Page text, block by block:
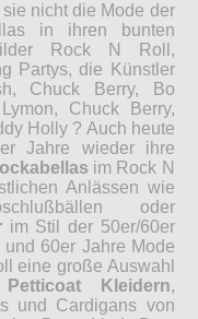
nicht die Mode der
in ihren bunten
Rock N Roll,
Partys, die Künstler
Chuck Berry, Bo
Chuck Berry,
Holly ? Auch heute
Jahre wieder ihre
im Rock N
Anlässen wie
oder
im Stil der 50er/60er
60er Jahre Mode
eine große Auswahl
Petticoat Kleidern,
und Cardigans von